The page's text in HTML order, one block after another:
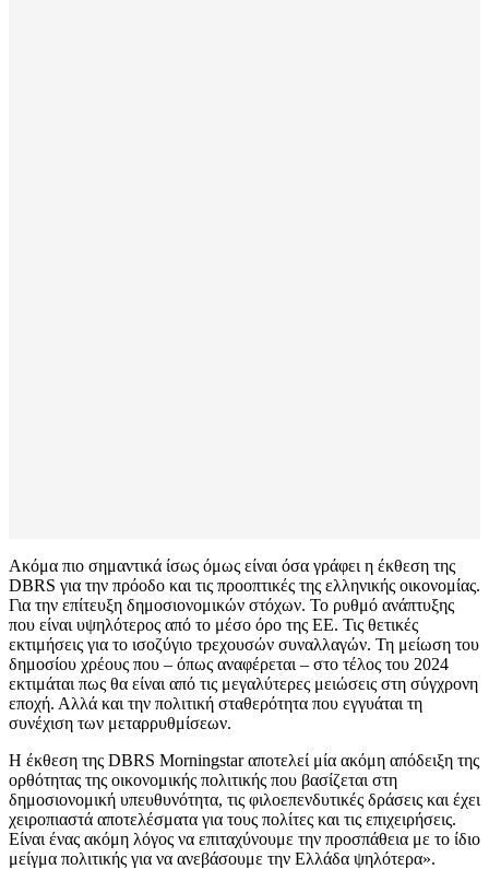
Ακόμα πιο σημαντικά ίσως όμως είναι όσα γράφει η έκθεση της
DBRS για την πρόοδο και τις προοπτικές της ελληνικής οικονομίας.
Για την επίτευξη δημοσιονομικών στόχων. Το ρυθμό ανάπτυξης
που είναι υψηλότερος από το μέσο όρο της ΕΕ. Τις θετικές
εκτιμήσεις για το ισοζύγιο τρεχουσών συναλλαγών. Τη μείωση του
δημοσίου χρέους που – όπως αναφέρεται – στο τέλος του 2024
εκτιμάται πως θα είναι από τις μεγαλύτερες μειώσεις στη σύγχρονη
εποχή. Αλλά και την πολιτική σταθερότητα που εγγυάται τη
συνέχιση των μεταρρυθμίσεων.
Η έκθεση της DBRS Morningstar αποτελεί μία ακόμη απόδειξη της
ορθότητας της οικονομικής πολιτικής που βασίζεται στη
δημοσιονομική υπευθυνότητα, τις φιλοεπενδυτικές δράσεις και έχει
χειροπιαστά αποτελέσματα για τους πολίτες και τις επιχειρήσεις.
Είναι ένας ακόμη λόγος να επιταχύνουμε την προσπάθεια με το ίδιο
μείγμα πολιτικής για να ανεβάσουμε την Ελλάδα ψηλότερα».